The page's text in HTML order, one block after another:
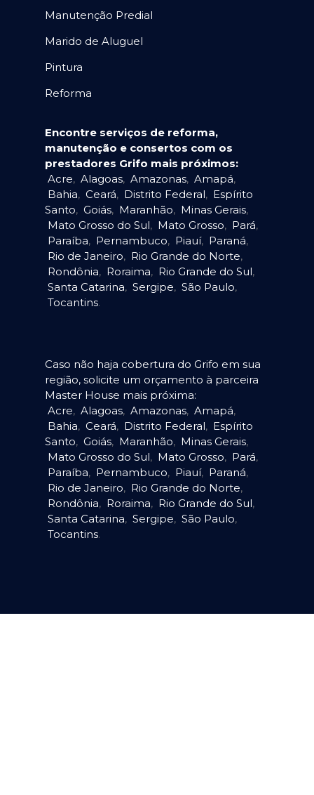
Manutenção Predial
Marido de Aluguel
Pintura
Reforma
Encontre serviços de reforma,
manutenção e consertos com os
prestadores Grifo mais próximos:
Acre, Alagoas, Amazonas, Amapá,
Bahia, Ceará, Distrito Federal, Espírito
Santo, Goiás, Maranhão, Minas Gerais,
Mato Grosso do Sul, Mato Grosso, Pará,
Paraíba, Pernambuco, Piauí, Paraná,
Rio de Janeiro, Rio Grande do Norte,
Rondônia, Roraima, Rio Grande do Sul,
Santa Catarina, Sergipe, São Paulo,
Tocantins.
Caso não haja cobertura do Grifo em sua
região, solicite um orçamento à parceira
Master House mais próxima:
Acre, Alagoas, Amazonas, Amapá,
Bahia, Ceará, Distrito Federal, Espírito
Santo, Goiás, Maranhão, Minas Gerais,
Mato Grosso do Sul, Mato Grosso, Pará,
Paraíba, Pernambuco, Piauí, Paraná,
Rio de Janeiro, Rio Grande do Norte,
Rondônia, Roraima, Rio Grande do Sul,
Santa Catarina, Sergipe, São Paulo,
Tocantins.